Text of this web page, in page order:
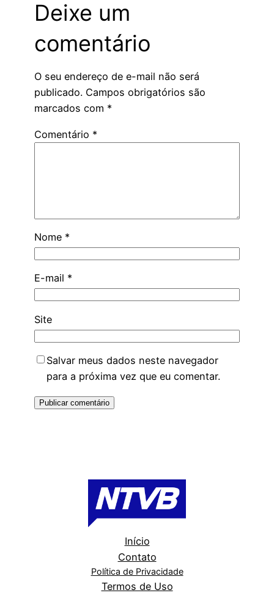
Deixe um
comentário
O seu endereço de e-mail não será
publicado. Campos obrigatórios são
marcados com *
Comentário *
Nome *
E-mail *
Site
Salvar meus dados neste navegador
para a próxima vez que eu comentar.
Início
Contato
Política de Privacidade
Termos de Uso